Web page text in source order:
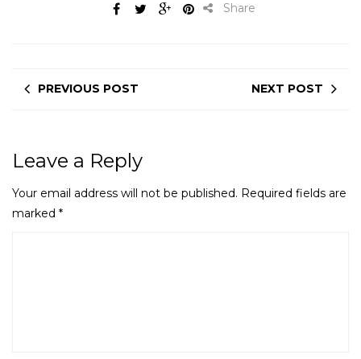
Share
PREVIOUS POST NEXT POST
Leave a Reply
Your email address will not be published. Required fields are
marked *